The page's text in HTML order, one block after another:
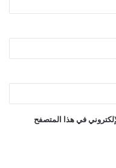
في هذا المتصفح